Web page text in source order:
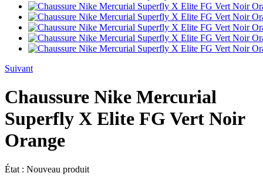
Suivant
Chaussure Nike Mercurial
Superfly X Elite FG Vert Noir
Orange
État : Nouveau produit